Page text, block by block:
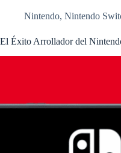
Nintendo, Nintendo
El Éxito Arrollador del